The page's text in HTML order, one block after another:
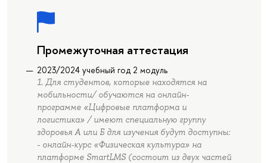
Промежуточная аттестация
2023/2024 учебный год 2 модуль
1. Для студентов, которые находятся на
мобильности/ обучаются на онлайн-
программе «Цифровые платформа и
логистика» / имеют специальную группу
здоровья А или Б для изучения будут доступны:
- онлайн-курс «Физическая культура» на
платформе SmartLMS (состоит из двух частей